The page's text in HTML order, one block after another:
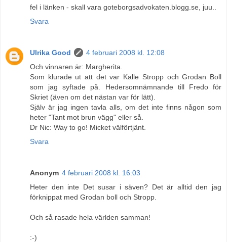
fel i länken - skall vara goteborgsadvokaten.blogg.se, juu..
Svara
Ulrika Good
4 februari 2008 kl. 12:08
Och vinnaren är: Margherita.
Som klurade ut att det var Kalle Stropp och Grodan Boll
som jag syftade på. Hedersomnämnande till Fredo för
Skriet (även om det nästan var för lätt).
Själv är jag ingen tavla alls, om det inte finns någon som
heter "Tant mot brun vägg" eller så.
Dr Nic: Way to go! Micket välförtjänt.
Svara
Anonym 4 februari 2008 kl. 16:03
Heter den inte Det susar i säven? Det är alltid den jag
förknippat med Grodan boll och Stropp.
Och så rasade hela världen samman!
:-)